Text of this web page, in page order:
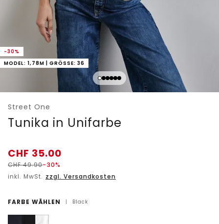
-30%
MODEL: 1,78M | GRÖSSE: 36
Street One
Tunika in Unifarbe
CHF 35.00
CHF49.90-30%
inkl. MwSt. zzgl. Versandkosten
FARBE WÄHLEN | Black